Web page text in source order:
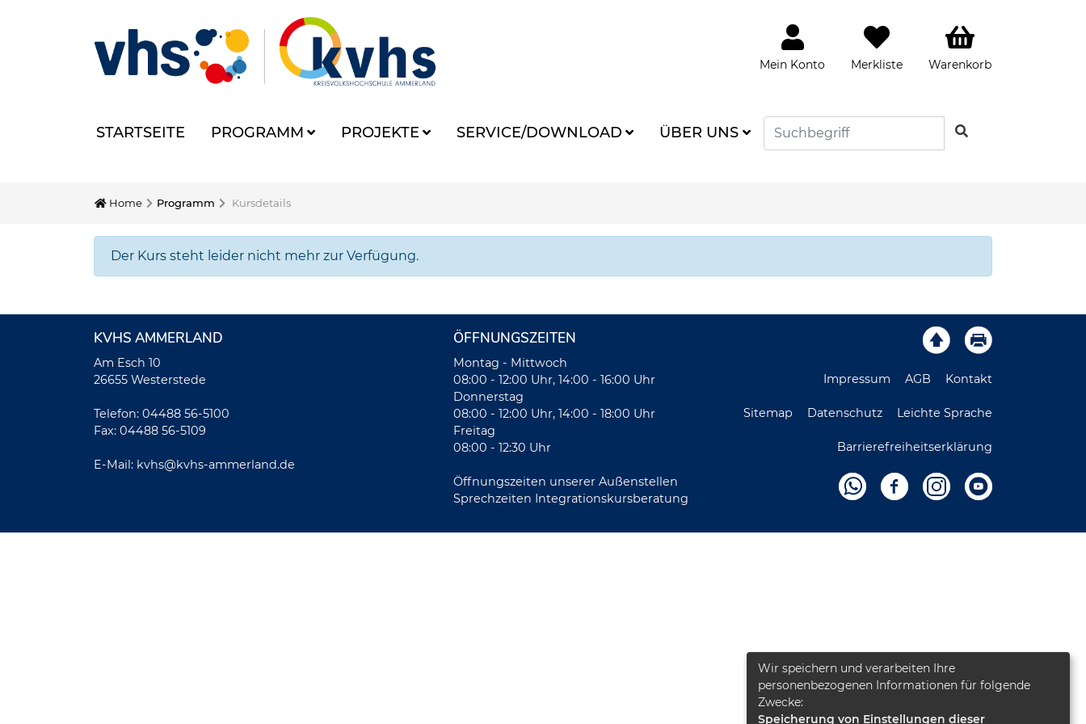
Mein Konto Merkliste Warenkorb
STARTSEITE PROGRAMM PROJEKTE SERVICE/DOWNLOAD ÜBER UNS SUCHEN
Home Programm Kursdetails
Der Kurs steht leider nicht mehr zur Verfügung.
KVHS AMMERLAND
Am Esch 10
26655 Westerstede
Telefon: 04488 56-5100
Fax: 04488 56-5109
E-Mail: kvhs@kvhs-ammerland.de
ÖFFNUNGSZEITEN
Montag - Mittwoch
08:00 - 12:00 Uhr, 14:00 - 16:00 Uhr
Donnerstag
08:00 - 12:00 Uhr, 14:00 - 18:00 Uhr
Freitag
08:00 - 12:30 Uhr
Öffnungszeiten unserer Außenstellen
Sprechzeiten Integrationskursberatung
Impressum AGB Kontakt
Sitemap Datenschutz Leichte Sprache
Barrierefreiheitserklärung
Wir speichern und verarbeiten Ihre
personenbezogenen Informationen für folgende
Zwecke:
Speicherung von Einstellungen dieser